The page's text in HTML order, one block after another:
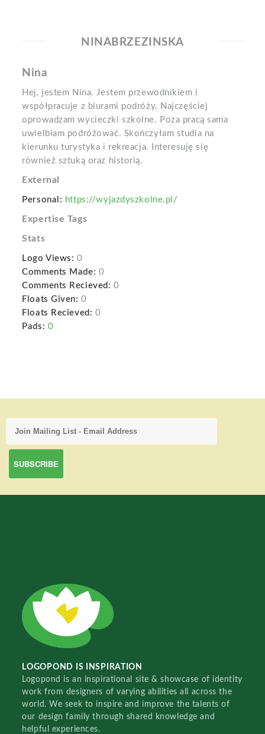
NINABRZEZINSKA
Nina
Hej, jestem Nina. Jestem przewodnikiem i
współpracuje z biurami podróży. Najczęściej
oprowadzam wycieczki szkolne. Poza pracą sama
uwielbiam podróżować. Skończyłam studia na
kierunku turystyka i rekreacja. Interesuję się
również sztuką oraz historią.
External
Personal: https://wyjazdyszkolne.pl/
Expertise Tags
Stats
Logo Views: 0
Comments Made: 0
Comments Recieved: 0
Floats Given: 0
Floats Recieved: 0
Pads: 0
LOGOPOND IS INSPIRATION
Logopond is an inspirational site & showcase of identity
work from designers of varying abilities all across the
world. We seek to inspire and improve the talents of
our design family through shared knowledge and
helpful experiences.